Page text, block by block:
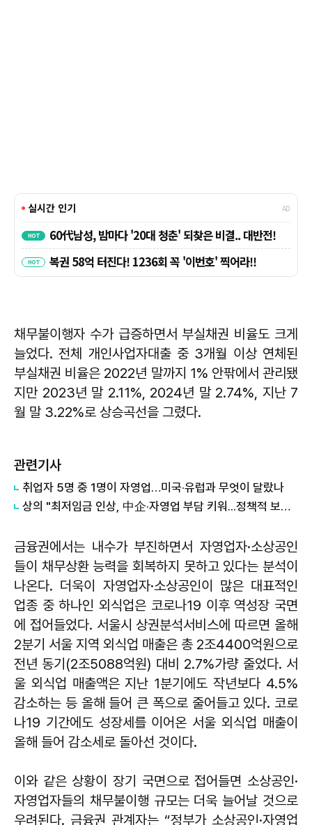
채무불이행자 수가 급증하면서 부실채권 비율도 크게
늘었다. 전체 개인사업자대출 중 3개월 이상 연체된
부실채권 비율은 2022년 말까지 1% 안팎에서 관리됐
지만 2023년 말 2.11%, 2024년 말 2.74%, 지난 7
월 말 3.22%로 상승곡선을 그렸다.
관련기사
취업자 5명 중 1명이 자영업…미국·유럽과 무엇이 달랐나
상의 "최저임금 인상, 中企·자영업 부담 키워...정책적 보완 필요"
금융권에서는 내수가 부진하면서 자영업자·소상공인
들이 채무상환 능력을 회복하지 못하고 있다는 분석이
나온다. 더욱이 자영업자·소상공인이 많은 대표적인
업종 중 하나인 외식업은 코로나19 이후 역성장 국면
에 접어들었다. 서울시 상권분석서비스에 따르면 올해
2분기 서울 지역 외식업 매출은 총 2조4400억원으로
전년 동기(2조5088억원) 대비 2.7%가량 줄었다. 서
울 외식업 매출액은 지난 1분기에도 작년보다 4.5%
감소하는 등 올해 들어 큰 폭으로 줄어들고 있다. 코로
나19 기간에도 성장세를 이어온 서울 외식업 매출이
올해 들어 감소세로 돌아선 것이다.
이와 같은 상황이 장기 국면으로 접어들면 소상공인·
자영업자들의 채무불이행 규모는 더욱 늘어날 것으로
우려된다. 금융권 관계자는 “정부가 소상공인·자영업